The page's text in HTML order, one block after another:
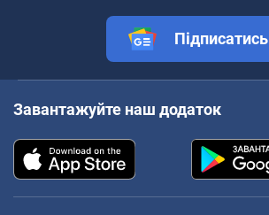
Підписатись
Завантажуйте наш додаток